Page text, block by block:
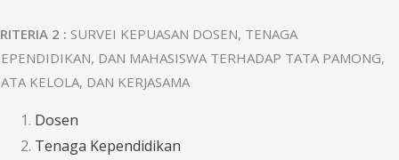
2 : SURVEI KEPUASAN DOSEN, TENAGA
DAN MAHASISWA TERHADAP TATA PAMONG,
KELOLA, DAN KERJASAMA
Dosen
Tenaga Kependidikan